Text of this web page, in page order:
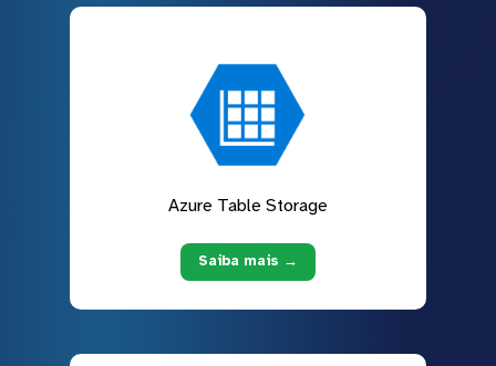
Azure Table Storage
Saiba mais →